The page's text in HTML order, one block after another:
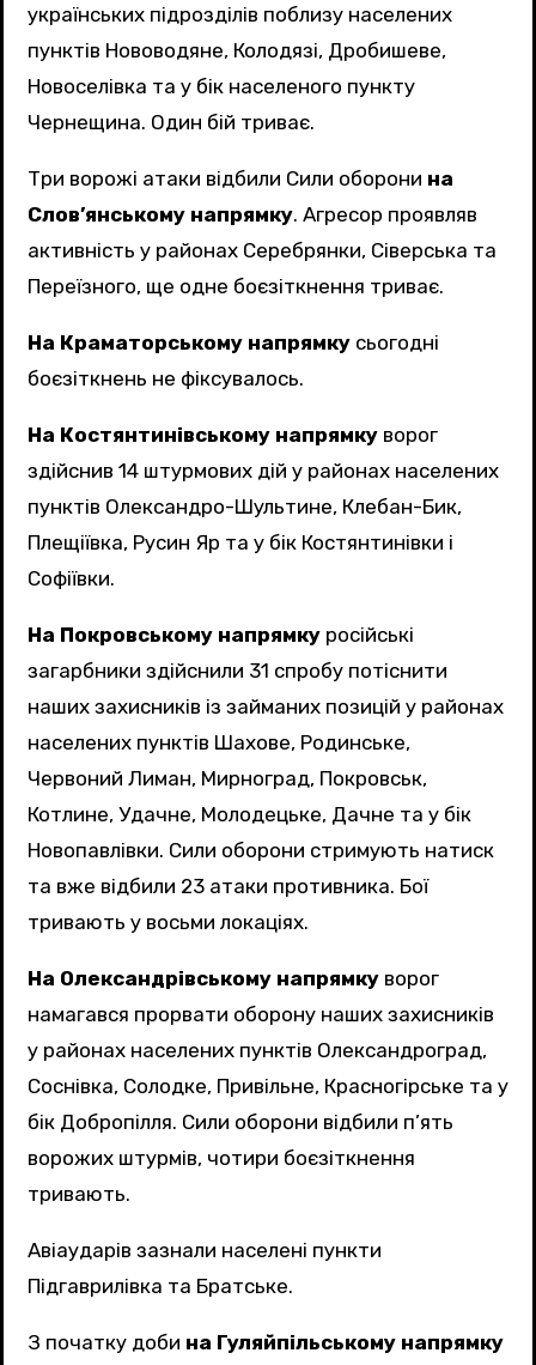
українських підрозділів поблизу населених
пунктів Нововодяне, Колодязі, Дробишеве,
Новоселівка та у бік населеного пункту
Чернещина. Один бій триває.
Три ворожі атаки відбили Сили оборони на
Слов’янському напрямку. Агресор проявляв
активність у районах Серебрянки, Сіверська та
Переїзного, ще одне боєзіткнення триває.
На Краматорському напрямку сьогодні
боєзіткнень не фіксувалось.
На Костянтинівському напрямку ворог
здійснив 14 штурмових дій у районах населених
пунктів Олександро-Шультине, Клебан-Бик,
Плещіївка, Русин Яр та у бік Костянтинівки і
Софіївки.
На Покровському напрямку російські
загарбники здійснили 31 спробу потіснити
наших захисників із займаних позицій у районах
населених пунктів Шахове, Родинське,
Червоний Лиман, Мирноград, Покровськ,
Котлине, Удачне, Молодецьке, Дачне та у бік
Новопавлівки. Сили оборони стримують натиск
та вже відбили 23 атаки противника. Бої
тривають у восьми локаціях.
На Олександрівському напрямку ворог
намагався прорвати оборону наших захисників
у районах населених пунктів Олександроград,
Соснівка, Солодке, Привільне, Красногірське та у
бік Добропілля. Сили оборони відбили п’ять
ворожих штурмів, чотири боєзіткнення
тривають.
Авіаударів зазнали населені пункти
Підгаврилівка та Братське.
З початку доби на Гуляйпільському напрямку